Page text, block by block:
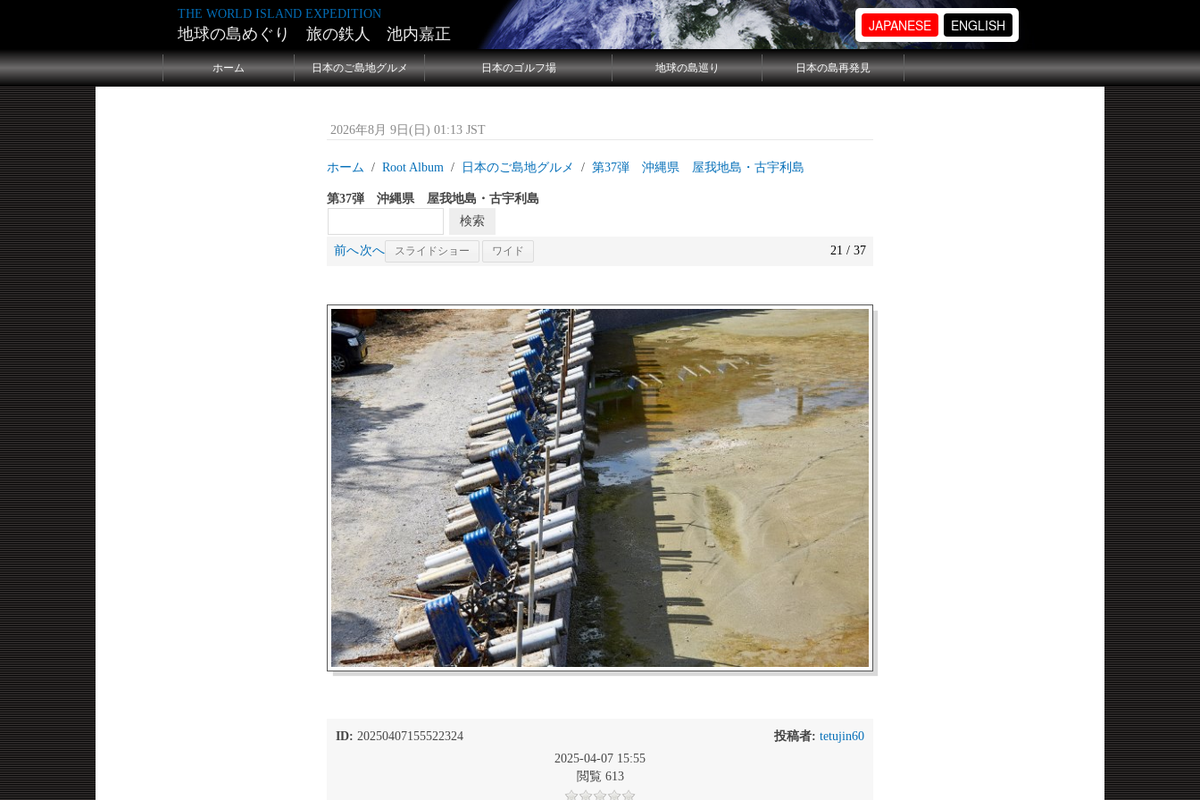
THE WORLD ISLAND EXPEDITION
地球の島めぐり 旅の鉄人 池内嘉正 JAPANESE ENGLISH
ホーム 日本のご島地グルメ 日本のゴルフ場 地球の島巡り 日本の島再発見
2026年8月 9日(日) 01:13 JST
ホーム Root Album 日本のご島地グルメ 第37弾 沖縄県 屋我地島・古宇利島
第37弾 沖縄県 屋我地島・古宇利島
前へ次へ スライドショー ワイド 21 / 37
ID: 20250407155522324 投稿者: tetujin60
2025-04-07 15:55
閲覧 613